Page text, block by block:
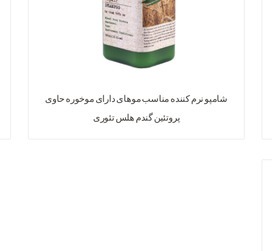
شامپو نرم کننده مناسب موهای دارای موخوره حاوی
پروتئین گندم هلس تئوری